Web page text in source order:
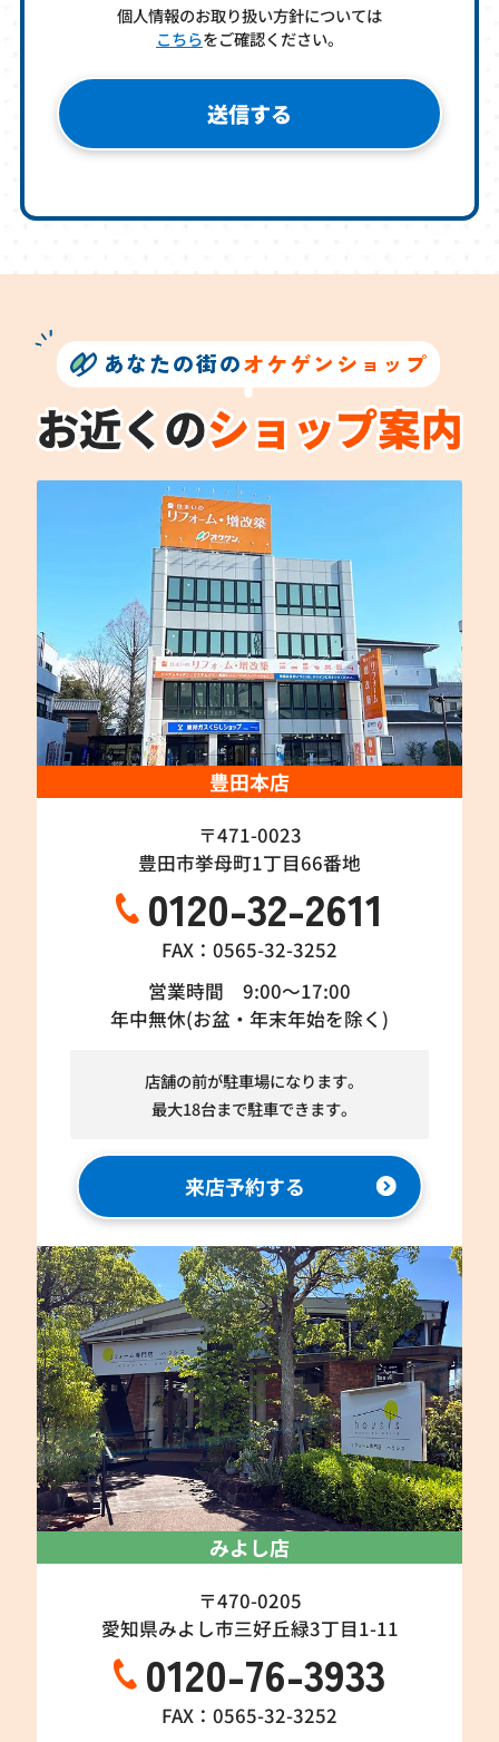
個人情報のお取り扱い方針については
こちらをご確認ください。
あなたの街のオケゲンショップ
豊田本店
〒471-0023
豊田市挙母町1丁目66番地
0120-32-2611
FAX：0565-32-3252
営業時間 9:00～17:00
年中無休(お盆・年末年始を除く)
店舗の前が駐車場になります。
最大18台まで駐車できます。
来店予約する
みよし店
〒470-0205
愛知県みよし市三好丘緑3丁目1-11
0120-76-3933
FAX：0565-32-3252